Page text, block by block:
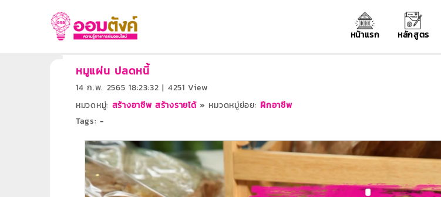
หน้าแรก หลักสูตร
หมูแผ่น ปลดหนี้
14 ก.พ. 2565 18:23:32 | 4251 View
หมวดหมู่: สร้างอาชีพ สร้างรายได้» หมวดหมู่ย่อย: ฝีกอาชีพ
Tags:-